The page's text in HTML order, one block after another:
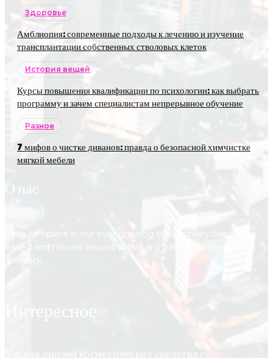
Здоровье
Амблиопия: современные подходы к лечению и изучение
трансплантации собственных стволовых клеток
История вещей
Курсы повышения квалификации по психологии: как выбрать
программу и зачем специалистам непрерывное обучение
Разное
7 мифов о чистке диванов: правда о безопасной химчистке
мягкой мебели
О нас
Each template in our ever growing studio library can be
added and moved around within any page effortlessly with
Интересное
Уход за лицом: косметические средства с